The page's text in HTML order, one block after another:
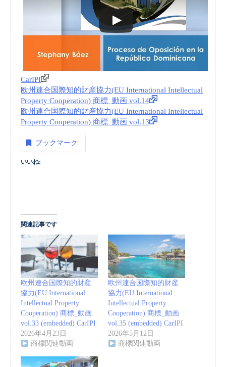
CarIPI
欧州連合国際知的財産協力(EU International Intellectual
Property Cooperation) 商標_動画 vol.14
欧州連合国際知的財産協力(EU International Intellectual
Property Cooperation) 商標_動画 vol.13
ブックマーク
いいね:
関連記事です
欧州連合国際知的財産
協力(EU International
Intellectual Property
Cooperation) 商標_動画
vol.33 (embedded) CarIPI
2026年4月23日
商標関連動画
欧州連合国際知的財産
協力(EU International
Intellectual Property
Cooperation) 商標_動画
vol.35 (embedded) CarIPI
2026年5月12日
商標関連動画